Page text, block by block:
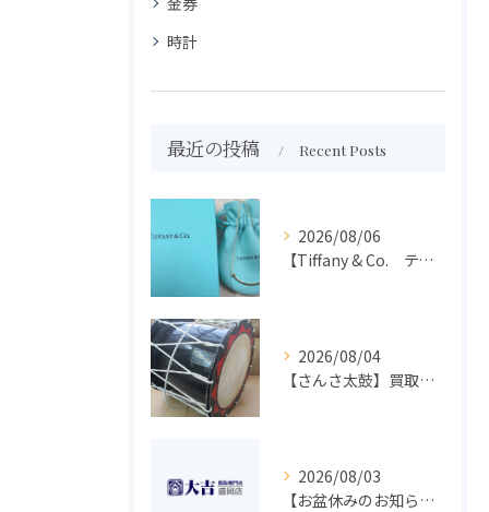
時計
最近の投稿 Recent Posts
2026/08/06
【Tiffany & Co. ティファニー】買取 大吉盛岡店 アクセサリー買取しました！！
2026/08/04
【さんさ太鼓】買取 大吉盛岡店 楽器 買取します！！
2026/08/03
【お盆休みのお知らせ】買取専門 大吉 盛岡店